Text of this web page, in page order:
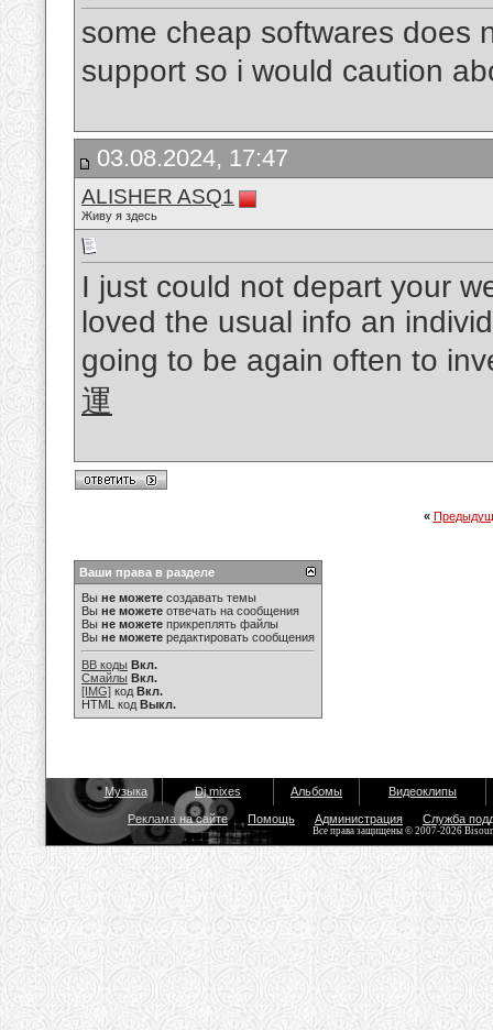
some cheap softwares does
support so i would caution
03.08.2024, 17:47
ALISHER ASQ1
Живу я здесь
I just could not depart your
loved the usual info an
going to be again often to
運
«
Ваши права в разделе
Вы не можете создавать темы
Вы не можете отвечать на сообщения
Вы не можете прикреплять файлы
Вы не можете редактировать сообщения
BB коды Вкл.
Смайлы Вкл.
[IMG] код Вкл.
HTML код Выкл.
Музыка Dj mixes Альбомы Видеоклипы
Реклама на сайте Помощь Администрация Служба
Все права защищены © 2007-2026